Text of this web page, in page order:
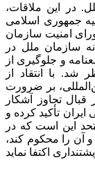
در این ملاقات،
جمهوری اسلامی
موضوعات مرتبط با قطعنامه ۲۲۳۱ شورای امنیت سازمان
سازمان ملل در
و جلوگیری از
شد. با انتقاد از
بر ضرورت
تجاوز آشکار
تأکید کرده و
این است که در
آن را محکوم کند،